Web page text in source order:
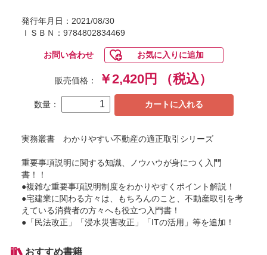
発行年月日：2021/08/30
ＩＳＢＮ：9784802834469
お問い合わせ お気に入りに追加
販売価格： ￥2,420円 （税込）
数量： カートに入れる
実務叢書 わかりやすい不動産の適正取引シリーズ
重要事項説明に関する知識、ノウハウが身につく入門
書！！
●複雑な重要事項説明制度をわかりやすくポイント解説！
●宅建業に関わる方々は、もちろんのこと、不動産取引を考
えている消費者の方々へも役立つ入門書！
●「民法改正」「浸水災害改正」「ITの活用」等を追加！
おすすめ書籍